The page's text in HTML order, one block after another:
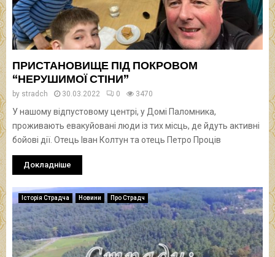
ПРИСТАНОВИЩЕ ПІД ПОКРОВОМ
“НЕРУШИМОЇ СТІНИ”
by stradch 30.03.2022 0 3470
У нашому відпустовому центрі, у Домі Паломника,
проживають евакуйовані люди із тих місць, де йдуть активні
бойові дії. Отець Іван Колтун та отець Петро Проців
Докладніше
Історія Страдча Новини Про Страдч